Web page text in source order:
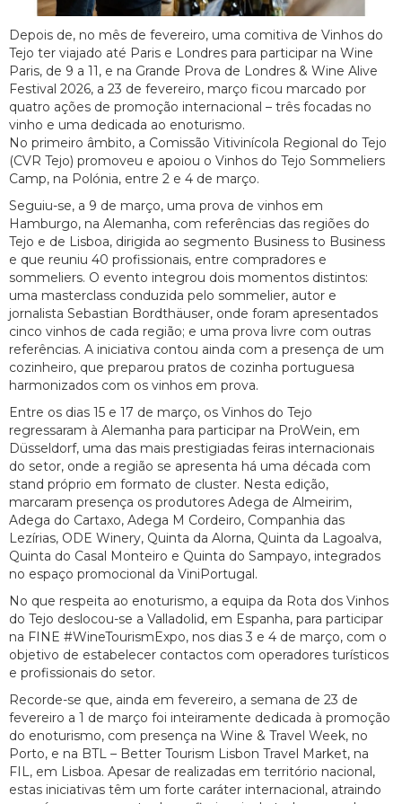
Depois de, no mês de fevereiro, uma comitiva de Vinhos do
Tejo ter viajado até Paris e Londres para participar na Wine
Paris, de 9 a 11, e na Grande Prova de Londres & Wine Alive
Festival 2026, a 23 de fevereiro, março ficou marcado por
quatro ações de promoção internacional – três focadas no
vinho e uma dedicada ao enoturismo.
No primeiro âmbito, a Comissão Vitivinícola Regional do Tejo
(CVR Tejo) promoveu e apoiou o Vinhos do Tejo Sommeliers
Camp, na Polónia, entre 2 e 4 de março.
Seguiu-se, a 9 de março, uma prova de vinhos em
Hamburgo, na Alemanha, com referências das regiões do
Tejo e de Lisboa, dirigida ao segmento Business to Business
e que reuniu 40 profissionais, entre compradores e
sommeliers. O evento integrou dois momentos distintos:
uma masterclass conduzida pelo sommelier, autor e
jornalista Sebastian Bordthäuser, onde foram apresentados
cinco vinhos de cada região; e uma prova livre com outras
referências. A iniciativa contou ainda com a presença de um
cozinheiro, que preparou pratos de cozinha portuguesa
harmonizados com os vinhos em prova.
Entre os dias 15 e 17 de março, os Vinhos do Tejo
regressaram à Alemanha para participar na ProWein, em
Düsseldorf, uma das mais prestigiadas feiras internacionais
do setor, onde a região se apresenta há uma década com
stand próprio em formato de cluster. Nesta edição,
marcaram presença os produtores Adega de Almeirim,
Adega do Cartaxo, Adega M Cordeiro, Companhia das
Lezírias, ODE Winery, Quinta da Alorna, Quinta da Lagoalva,
Quinta do Casal Monteiro e Quinta do Sampayo, integrados
no espaço promocional da ViniPortugal.
No que respeita ao enoturismo, a equipa da Rota dos Vinhos
do Tejo deslocou-se a Valladolid, em Espanha, para participar
na FINE #WineTourismExpo, nos dias 3 e 4 de março, com o
objetivo de estabelecer contactos com operadores turísticos
e profissionais do setor.
Recorde-se que, ainda em fevereiro, a semana de 23 de
fevereiro a 1 de março foi inteiramente dedicada à promoção
do enoturismo, com presença na Wine & Travel Week, no
Porto, e na BTL – Better Tourism Lisbon Travel Market, na
FIL, em Lisboa. Apesar de realizadas em território nacional,
estas iniciativas têm um forte caráter internacional, atraindo